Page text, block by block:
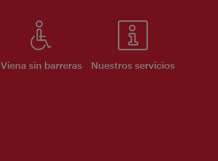
Viena sin barreras Nuestros servicios